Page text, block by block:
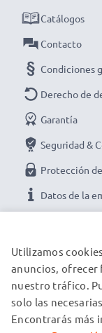
Catálogos
Contacto
Condiciones
Derecho de
Garantía
Seguridad &
Protección
Datos de la
NUESTROS
Utilizamos
anuncios, ofrecer
nuestro tráfico.
solo las
Encontrarás más